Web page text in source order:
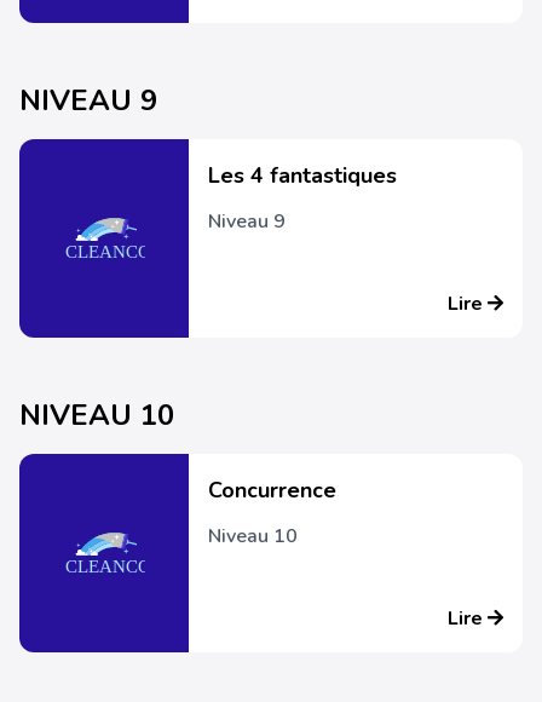
NIVEAU 9
Les 4 fantastiques
Niveau 9
Lire
NIVEAU 10
Concurrence
Niveau 10
Lire